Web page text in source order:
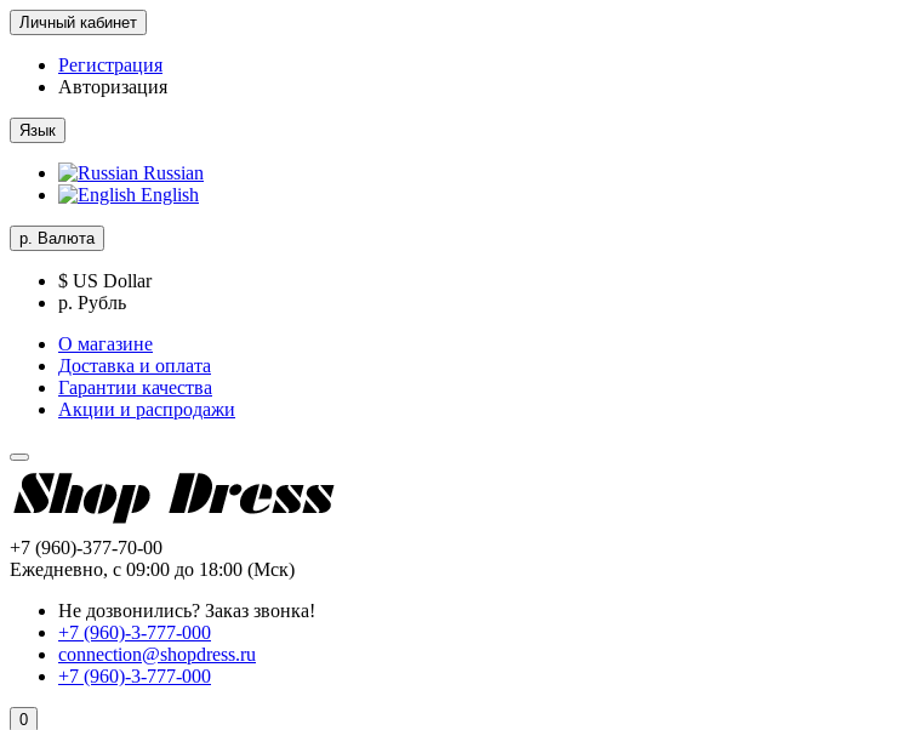
Личный кабинет
Регистрация
Авторизация
Язык
Russian
English
р. Валюта
$ US Dollar
р. Рубль
О магазине
Доставка и оплата
Гарантии качества
Акции и распродажи
+7 (960)-377-70-00
Ежедневно, с 09:00 до 18:00 (Мск)
Не дозвонились? Заказ звонка!
+7 (960)-3-777-000
connection@shopdress.ru
+7 (960)-3-777-000
0